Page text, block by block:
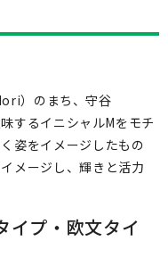
）のまち、守谷
するイニシャルMをモチ
姿をイメージしたもの
メージし、輝きと活力
イプ・欧文タイ